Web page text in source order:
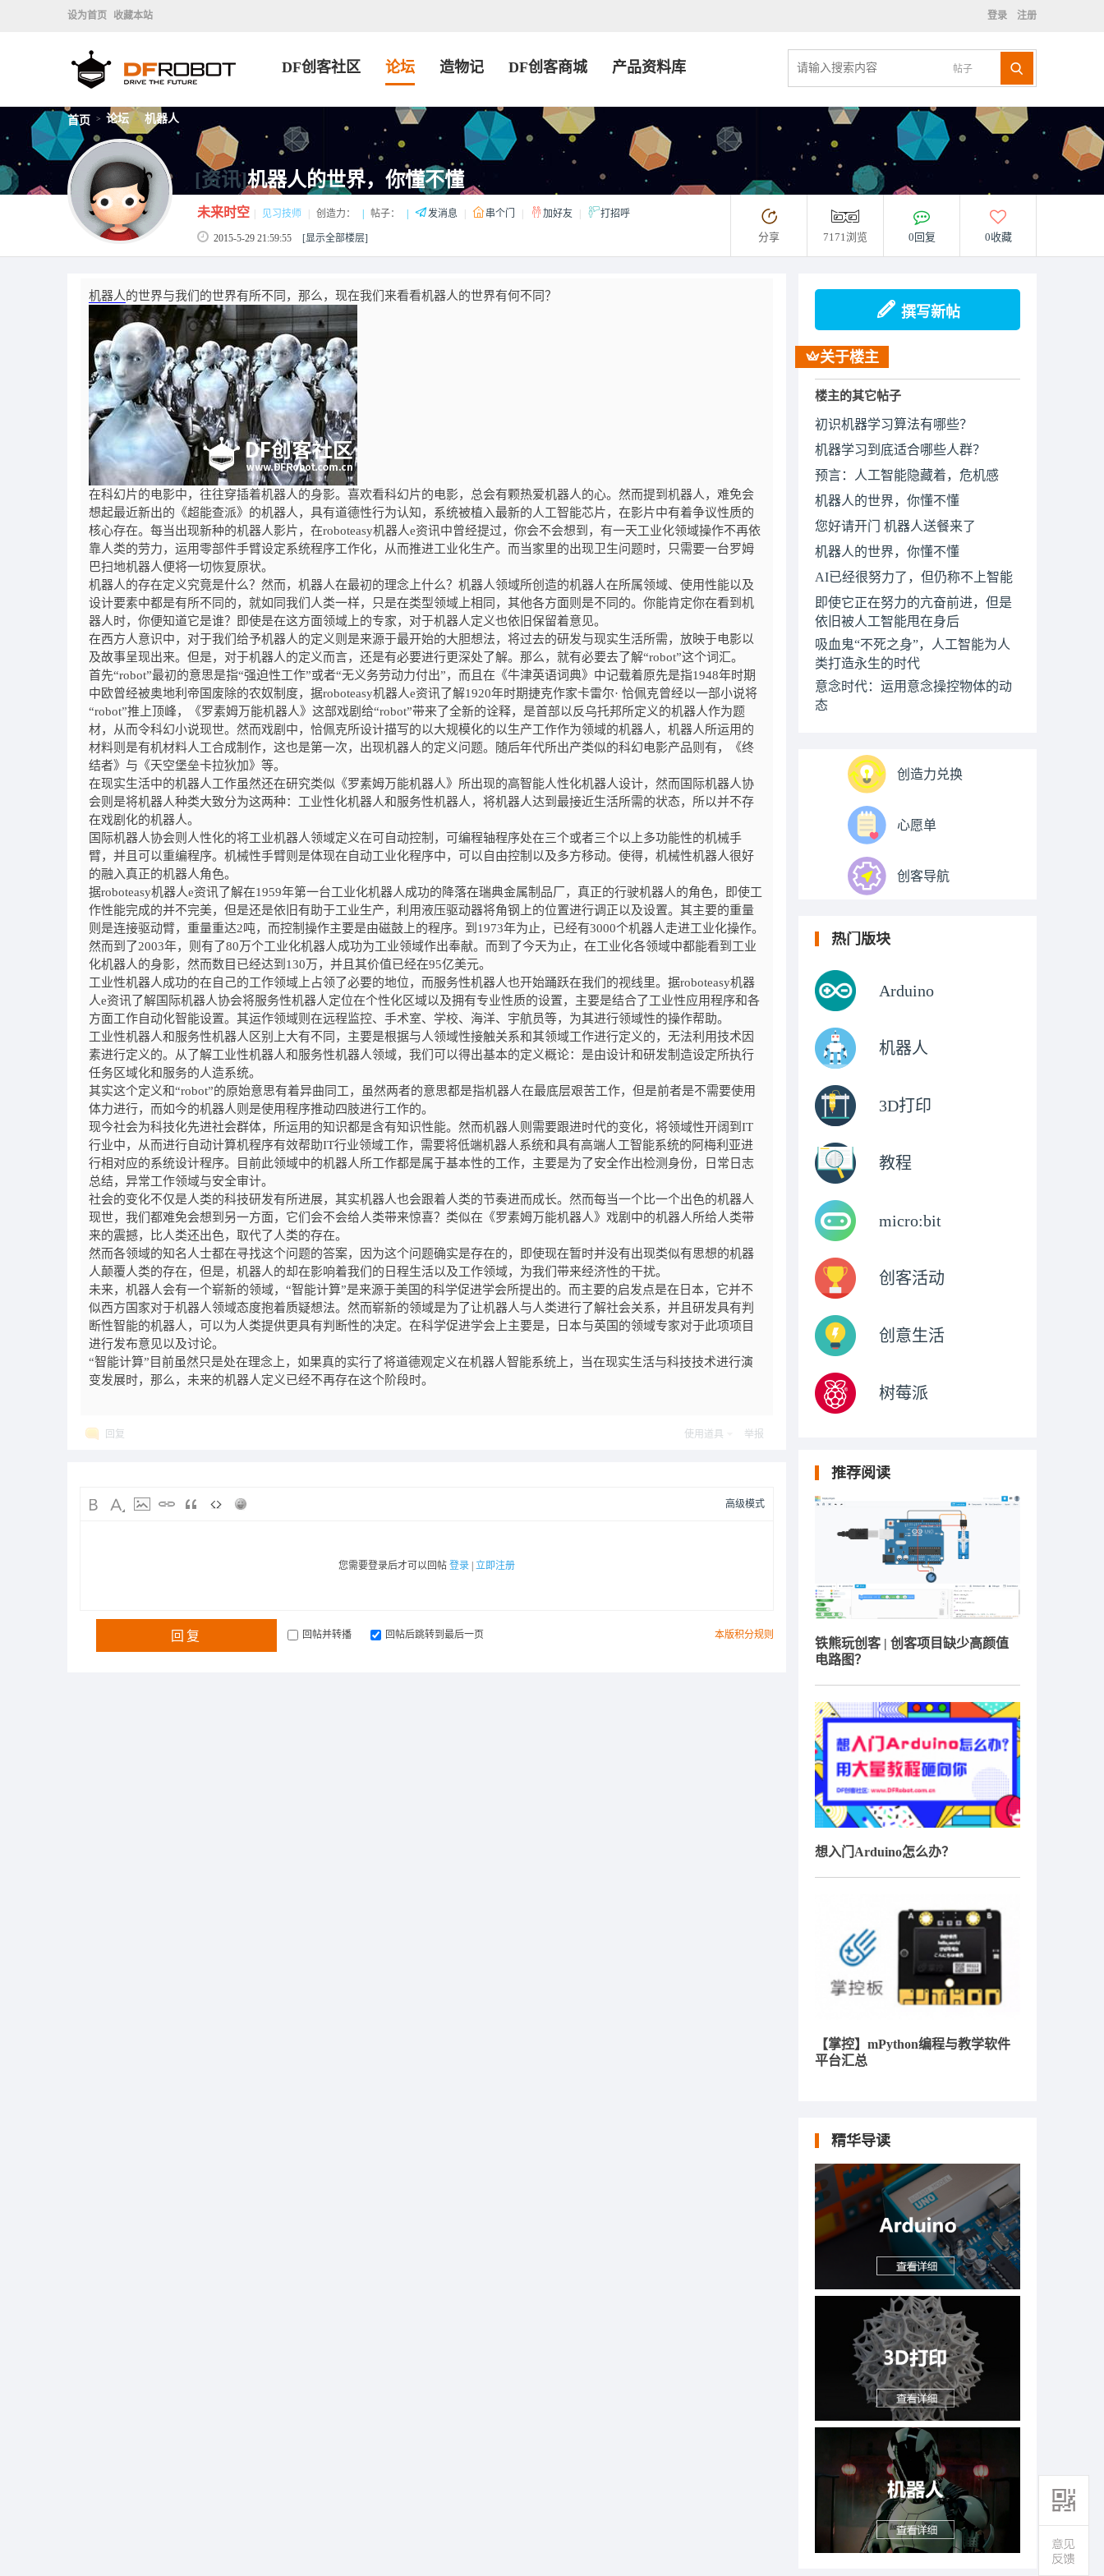
设为首页 收藏本站 登录 注册
帖子
DF创客社区 论坛 造物记 DF创客商城 产品资料库
首页 > 论坛 > 机器人
[资讯]机器人的世界，你懂不懂
未来时空 见习技师 创造力： 帖子： 发消息 串个门 加好友 打招呼
2015-5-29 21:59:55 [显示全部楼层] 分享 7171浏览 0回复 0收藏
机器人的世界与我们的世界有所不同，那么，现在我们来看看机器人的世界有何不同？
在科幻片的电影中，往往穿插着机器人的身影。喜欢看科幻片的电影，总会有颗热爱机器人的心。然而提到机器人，难免会
想起最近新出的《超能查派》的机器人，具有道德性行为认知，系统被植入最新的人工智能芯片，在影片中有着争议性质的
核心存在。每当出现新种的机器人影片，在roboteasy机器人e资讯中曾经提过，你会不会想到，有一天工业化领域操作不再依
靠人类的劳力，运用零部件手臂设定系统程序工作化，从而推进工业化生产。而当家里的出现卫生问题时，只需要一台罗姆
巴扫地机器人便将一切恢复原状。
机器人的存在定义究竟是什么？然而，机器人在最初的理念上什么？机器人领域所创造的机器人在所属领域、使用性能以及
设计要素中都是有所不同的，就如同我们人类一样，只是在类型领域上相同，其他各方面则是不同的。你能肯定你在看到机
器人时，你便知道它是谁？即使是在这方面领域上的专家，对于机器人定义也依旧保留着意见。
在西方人意识中，对于我们给予机器人的定义则是来源于最开始的大胆想法，将过去的研发与现实生活所需，放映于电影以
及故事呈现出来。但是，对于机器人的定义而言，还是有必要进行更深处了解。那么，就有必要去了解“robot”这个词汇。
首先“robot”最初的意思是指“强迫性工作”或者“无义务劳动力付出”，而且在《牛津英语词典》中记载着原先是指1948年时期
中欧曾经被奥地利帝国废除的农奴制度，据roboteasy机器人e资讯 了解1920年时期捷克作家卡雷尔· 恰佩克曾经以一部小说将
“robot”推上顶峰，《罗素姆万能机器人》这部戏剧给“robot”带来了全新的诠释，是首部以反乌托邦所定义的机器人作为题
材，从而令科幻小说现世。然而戏剧中，恰佩克所设计描写的以大规模化的以生产工作作为领域的机器人，机器人所运用的
材料则是有机材料人工合成制作，这也是第一次，出现机器人的定义问题。随后年代所出产类似的科幻电影产品则有，《终
结者》与《天空堡垒卡拉狄加》等。
在现实生活中的机器人工作虽然还在研究类似《罗素姆万能机器人》所出现的高智能人性化机器人设计，然而国际机器人协
会则是将机器人种类大致分为这两种：工业性化机器人和服务性机器人，将机器人达到最接近生活所需的状态，所以并不存
在戏剧化的机器人。
国际机器人协会则人性化的将工业机器人领域定义在可自动控制，可编程轴程序处在三个或者三个以上多功能性的机械手
臂，并且可以重编程序。机械性手臂则是体现在自动工业化程序中，可以自由控制以及多方移动。使得，机械性机器人很好
的融入真正的机器人角色。
据roboteasy机器人e资讯 了解在1959年第一台工业化机器人成功的降落在瑞典金属制品厂，真正的行驶机器人的角色，即使工
作性能完成的并不完美，但是还是依旧有助于工业生产，利用液压驱动器将角钢上的位置进行调正以及设置。其主要的重量
则是连接驱动臂，重量重达2吨，而控制操作主要是由磁鼓上的程序。到 1973年为止，已经有3000个机器人走进工业化操作。
然而到了2003年，则有了80 万个工业化机器人成功为工业领域作出奉献。而到了今天为止，在工业化各领域中都能看到工业
化机器人的身影，然而数目已经达到 130 万，并且其价值已经在95亿美元。
工业性机器人成功的在自己的工作领域上占领了必要的地位，而服务性机器人也开始踊跃在我们的视线里。据roboteasy机器
人e资讯 了解国际机器人协会将服务性机器人定位在个性化区域以及拥有专业性质的设置，主要是结合了工业性应用程序和各
方面工作自动化智能设置。其运作领域则在远程监控、手术室、学校、海洋、宇航员等，为其进行领域性的操作帮助。
工业性机器人和服务性机器人区别上大有不同，主要是根据与人领域性接触关系和其领域工作进行定义的，无法利用技术因
素进行定义的。从了解工业性机器人和服务性机器人领域，我们可以得出基本的定义概论：是由设计和研发制造设定所执行
任务区域化和服务的人造系统。
其实这个定义和“robot”的原始意思有着异曲同工，虽然两者的意思都是指机器人在最底层艰苦工作，但是前者是不需要使用
体力进行，而如今的机器人则是使用程序推动四肢进行工作的。
现今社会为科技化先进社会群体，所运用的知识都是含有知识性能。然而机器人则需要跟进时代的变化，将领域性开阔到 IT
行业中，从而进行自动计算机程序有效帮助IT行业领域工作，需要将低端机器人系统和具有高端人工智能系统的阿梅利亚进
行相对应的系统设计程序。目前此领域中的机器人所工作都是属于基本性的工作，主要是为了安全作出检测身份，日常日志
总结，异常工作领域与安全审计。
社会的变化不仅是人类的科技研发有所进展，其实机器人也会跟着人类的节奏进而成长。然而每当一个比一个出色的机器人
现世，我们都难免会想到另一方面，它们会不会给人类带来惊喜？类似在《罗素姆万能机器人》戏剧中的机器人所给人类带
来的震撼，比人类还出色，取代了人类的存在。
然而各领域的知名人士都在寻找这个问题的答案，因为这个问题确实是存在的，即使现在暂时并没有出现类似有思想的机器
人颠覆人类的存在，但是，机器人的却在影响着我们的日程生活以及工作领域，为我们带来经济性的干扰。
未来，机器人会有一个崭新的领域，“智能计算”是来源于美国的科学促进学会所提出的。而主要的启发点是在日本，它并不
似西方国家对于机器人领域态度抱着质疑想法。然而崭新的领域是为了让机器人与人类进行了解社会关系，并且研发具有判
断性智能的机器人，可以为人类提供更具有判断性的决定。在科学促进学会上主要是，日本与英国的领域专家对于此项项目
进行发布意见以及讨论。
“智能计算”目前虽然只是处在理念上，如果真的实行了将道德观定义在机器人智能系统上，当在现实生活与科技技术进行演
变发展时，那么，未来的机器人定义已经不再存在这个阶段时。
回复 使用道具 举报
高级模式
您需要登录后才可以回帖 登录 立即注册
本版积分规则
回复 回帖并转播 回帖后跳转到最后一页
撰写新帖
关于楼主
楼主的其它帖子
初识机器学习算法有哪些？
机器学习到底适合哪些人群？
预言：人工智能隐藏着，危机感
机器人的世界，你懂不懂
您好请开门 机器人送餐来了
机器人的世界，你懂不懂
AI已经很努力了，但仍称不上智能
即使它正在努力的亢奋前进，但是
依旧被人工智能甩在身后
吸血鬼“不死之身”，人工智能为人
类打造永生的时代
意念时代：运用意念操控物体的动
态
创造力兑换
心愿单
创客导航
热门版块
Arduino
机器人
3D打印
教程
micro:bit
创客活动
创意生活
树莓派
推荐阅读
铁熊玩创客 | 创客项目缺少高颜值
电路图？
想入门Arduino怎么办？
【掌控】mPython编程与教学软件
平台汇总
精华导读